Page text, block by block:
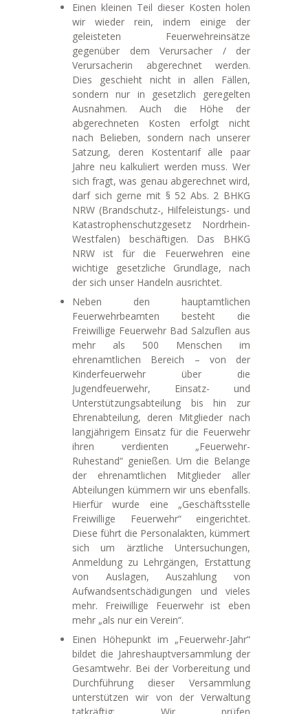
Einen kleinen Teil dieser Kosten holen
wir wieder rein, indem einige der
geleisteten Feuerwehreinsätze
gegenüber dem Verursacher / der
Verursacherin abgerechnet werden.
Dies geschieht nicht in allen Fällen,
sondern nur in gesetzlich geregelten
Ausnahmen. Auch die Höhe der
abgerechneten Kosten erfolgt nicht
nach Belieben, sondern nach unserer
Satzung, deren Kostentarif alle paar
Jahre neu kalkuliert werden muss. Wer
sich fragt, was genau abgerechnet wird,
darf sich gerne mit § 52 Abs. 2 BHKG
NRW (Brandschutz-, Hilfeleistungs- und
Katastrophenschutzgesetz Nordrhein-
Westfalen) beschäftigen. Das BHKG
NRW ist für die Feuerwehren eine
wichtige gesetzliche Grundlage, nach
der sich unser Handeln ausrichtet.
Neben den hauptamtlichen
Feuerwehrbeamten besteht die
Freiwillige Feuerwehr Bad Salzuflen aus
mehr als 500 Menschen im
ehrenamtlichen Bereich – von der
Kinderfeuerwehr über die
Jugendfeuerwehr, Einsatz- und
Unterstützungsabteilung bis hin zur
Ehrenabteilung, deren Mitglieder nach
langjährigem Einsatz für die Feuerwehr
ihren verdienten „Feuerwehr-
Ruhestand“ genießen. Um die Belange
der ehrenamtlichen Mitglieder aller
Abteilungen kümmern wir uns ebenfalls.
Hierfür wurde eine „Geschäftsstelle
Freiwillige Feuerwehr“ eingerichtet.
Diese führt die Personalakten, kümmert
sich um ärztliche Untersuchungen,
Anmeldung zu Lehrgängen, Erstattung
von Auslagen, Auszahlung von
Aufwandsentschädigungen und vieles
mehr. Freiwillige Feuerwehr ist eben
mehr „als nur ein Verein“.
Einen Höhepunkt im „Feuerwehr-Jahr“
bildet die Jahreshauptversammlung der
Gesamtwehr. Bei der Vorbereitung und
Durchführung dieser Versammlung
unterstützen wir von der Verwaltung